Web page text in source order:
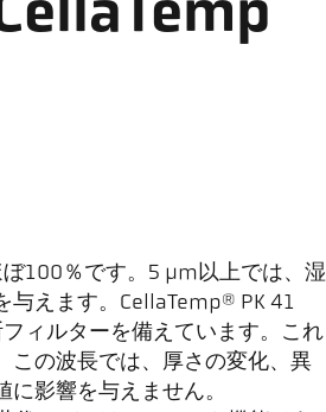
100％です。5 µm以上では、湿
与えます。CellaTemp® PK 41
ィルターを備えています。これ
この波長では、厚さの変化、異
影響を与えません。